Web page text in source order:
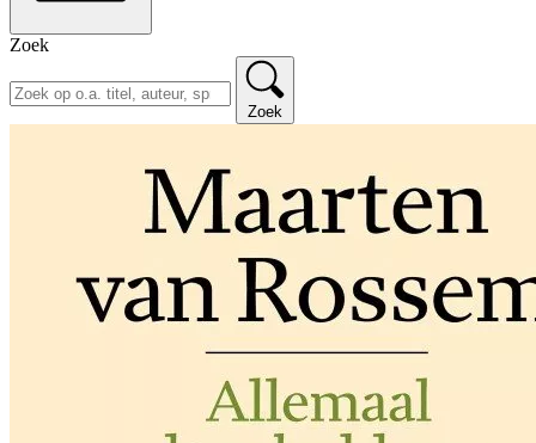
Zoek
Zoek